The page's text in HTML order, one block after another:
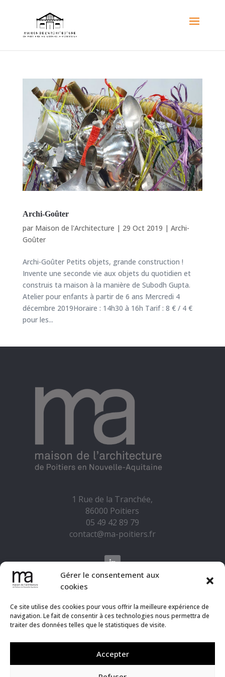
Gérer le consentement aux
cookies
Ce site utilise des cookies pour vous offrir la meilleure expérience de
navigation. Le fait de consentir à ces technologies nous permettra de
traiter des données telles que le statistiques de visite.
Accepter
Archi-Goûter
par Maison de l'Architecture | 29 Oct 2019 | Archi-
Goûter
Archi-Goûter Petits objets, grande construction !
Invente une seconde vie aux objets du quotidien et
construis ta maison à la manière de Subodh Gupta.
Atelier pour enfants à partir de 6 ans Mercredi 4
décembre 2019Horaire : 14h30 à 16h Tarif : 8 € / 4 €
pour les...
1 Rue de la Tranchée,
86000 Poitiers
05 49 42 89 79
contact@ma-poitiers.fr
La Maison de l'Architecture est soutenue par la
DRAC Nouvelle-Aquitaine, le Fonds pour le
Développement de la Vie Associative, Grand
Poitiers Communauté Urbaine, la Ville de
Nouvelle-Aquitaine, son club de partenaires et
ses adhérents.